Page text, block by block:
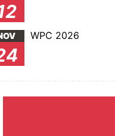
WPC 2026